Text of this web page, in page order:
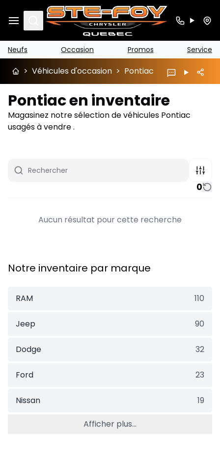
Search
Neufs Occasion Promos Service
> Véhicules d'occasion > Pontiac
Pontiac en inventaire
Magasinez notre sélection de véhicules Pontiac
usagés à vendre .
0
Aucun résultat pour cette recherche
Notre inventaire par marque
RAM 110
Jeep 90
Dodge 32
Ford 23
Nissan 19
Afficher plus...